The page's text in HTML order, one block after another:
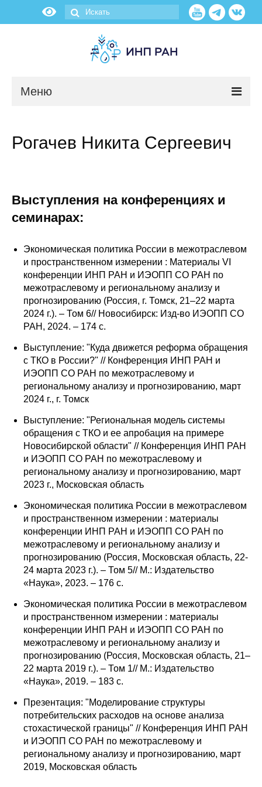
Меню
Научные подразделения
Сотрудники
Отчетность
Противодействие коррупции
Материалы для СМИ
Издания
Проблемы прогнозирования
О журнале
Номера журналов
Редакционная этика
Информация для авторов
Стандарты оформления
Научные труды
О журнале
Выпуски
Редакционная этика
Информация для авторов
Рогачев Никита Сергеевич
Выступления на конференциях и
семинарах:
Экономическая политика России в межотраслевом
и пространственном измерении : Материалы VI
конференции ИНП РАН и ИЭОПП СО РАН по
межотраслевому и региональному анализу и
прогнозированию (Россия, г. Томск, 21–22 марта
2024 г.). – Том 6// Новосибирск: Изд-во ИЭОПП СО
РАН, 2024. – 174 с.
Выступление: "Куда движется реформа обращения
с ТКО в России?" // Конференция ИНП РАН и
ИЭОПП СО РАН по межотраслевому и
региональному анализу и прогнозированию, март
2024 г., г. Томск
Выступление: "Региональная модель системы
обращения с ТКО и ее апробация на примере
Новосибирской области" // Конференция ИНП РАН
и ИЭОПП СО РАН по межотраслевому и
региональному анализу и прогнозированию, март
2023 г., Московская область
Экономическая политика России в межотраслевом
и пространственном измерении : материалы
конференции ИНП РАН и ИЭОПП СО РАН по
межотраслевому и региональному анализу и
прогнозированию (Россия, Московская область, 22-
24 марта 2023 г.). – Том 5// М.: Издательство
«Наука», 2023. – 176 с.
Экономическая политика России в межотраслевом
и пространственном измерении : материалы
конференции ИНП РАН и ИЭОПП СО РАН по
межотраслевому и региональному анализу и
прогнозированию (Россия, Московская область, 21–
22 марта 2019 г.). – Том 1// М.: Издательство
«Наука», 2019. – 183 с.
Презентация: "Моделирование структуры
потребительских расходов на основе анализа
стохастической границы" // Конференция ИНП РАН
и ИЭОПП СО РАН по межотраслевому и
региональному анализу и прогнозированию, март
2019, Московская область